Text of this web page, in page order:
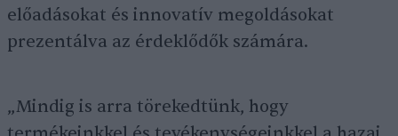
előadásokat és innovatív megoldásokat
prezentálva az érdeklődők számára.
„Mindig is arra törekedtünk, hogy